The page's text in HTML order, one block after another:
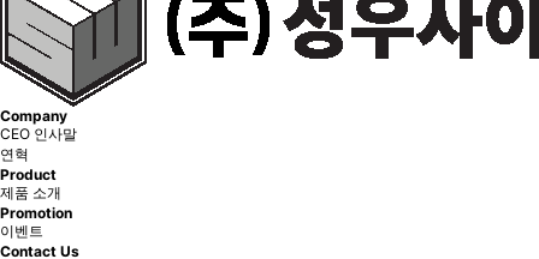
Company
CEO 인사말
연혁
Product
제품 소개
Promotion
이벤트
Contact Us